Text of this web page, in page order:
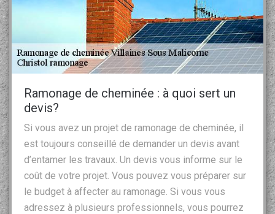
Ramonage de cheminée : à quoi sert un
devis?
Si vous avez un projet de ramonage de cheminée, il
est toujours conseillé de demander un devis avant
d’entamer les travaux. Un devis vous informe sur le
coût de votre projet. Vous pouvez vous préparer sur
le budget à affecter au ramonage. Si vous vous
adressez à plusieurs professionnels, vous pourrez